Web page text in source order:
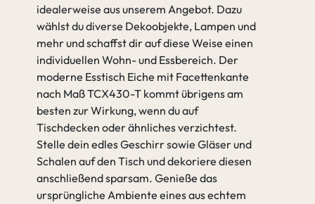
idealerweise aus unserem Angebot. Dazu
wählst du diverse Dekoobjekte, Lampen und
mehr und schaffst dir auf diese Weise einen
individuellen Wohn- und Essbereich. Der
moderne Esstisch Eiche mit Facettenkante
nach Maß TCX430-T kommt übrigens am
besten zur Wirkung, wenn du auf
Tischdecken oder ähnliches verzichtest.
Stelle dein edles Geschirr sowie Gläser und
Schalen auf den Tisch und dekoriere diesen
anschließend sparsam. Genieße das
ursprüngliche Ambiente eines aus echtem